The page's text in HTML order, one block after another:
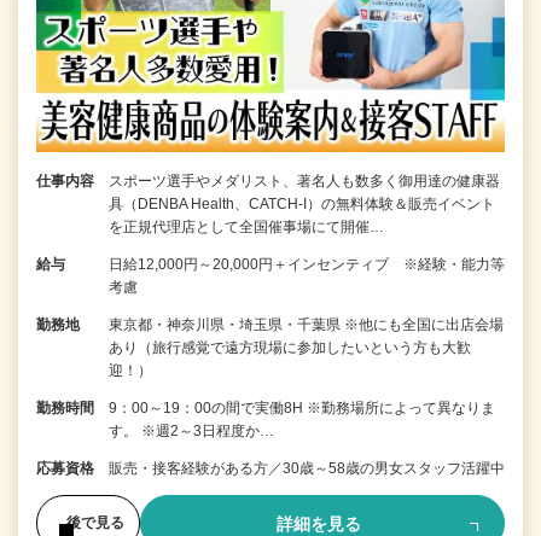
仕事内容
スポーツ選手やメダリスト、著名人も数多く御用達の健康器
具（DENBA Health、CATCH-I）の無料体験＆販売イベント
を正規代理店として全国催事場にて開催…
給与
日給12,000円～20,000円＋インセンティブ ※経験・能力等
考慮
勤務地
東京都・神奈川県・埼玉県・千葉県 ※他にも全国に出店会場
あり（旅行感覚で遠方現場に参加したいという方も大歓
迎！）
勤務時間
9：00～19：00の間で実働8H ※勤務場所によって異なりま
す。 ※週2～3日程度か…
応募資格 販売・接客経験がある方／30歳～58歳の男女スタッフ活躍中
後で見る 詳細を見る